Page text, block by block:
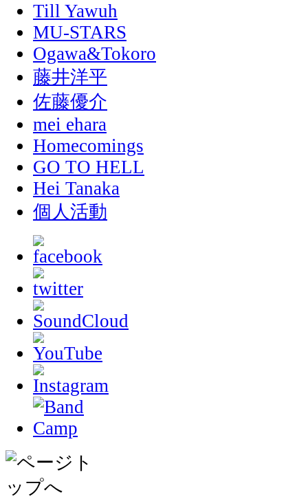
Till Yawuh
MU-STARS
Ogawa&Tokoro
藤井洋平
佐藤優介
mei ehara
Homecomings
GO TO HELL
Hei Tanaka
個人活動